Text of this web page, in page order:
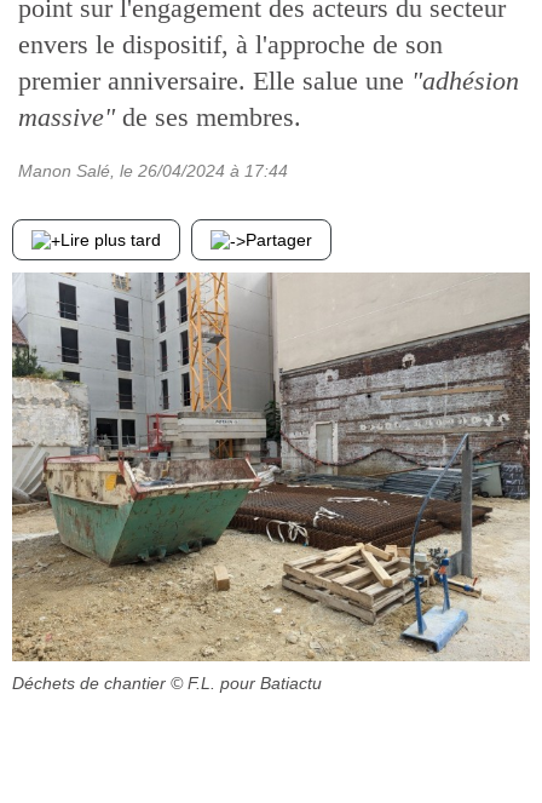
point sur l'engagement des acteurs du secteur
envers le dispositif, à l'approche de son
premier anniversaire. Elle salue une "adhésion
massive"de ses membres.
Manon Salé , le 26/04/2024 à 17:44
Lire plus tard Partager
Déchets de chantier © F.L. pour Batiactu